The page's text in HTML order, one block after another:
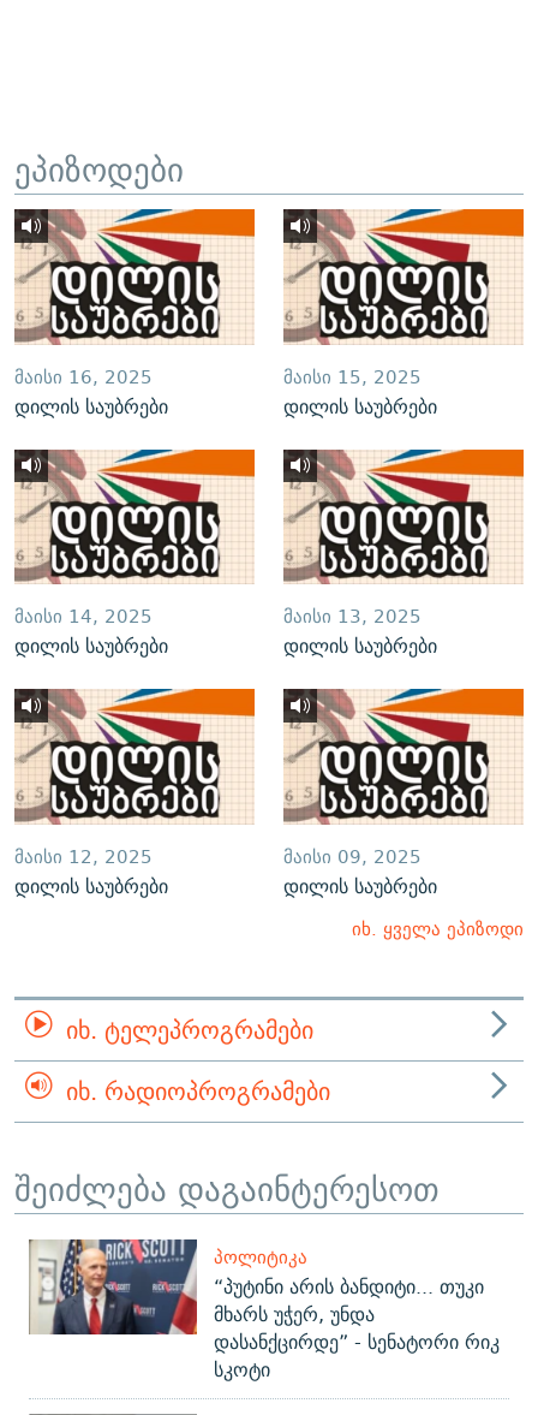
ეპიზოდები
ᲛᲐᲘᲡᲘ 16, 2025
დილის საუბრები
ᲛᲐᲘᲡᲘ 15, 2025
დილის საუბრები
ᲛᲐᲘᲡᲘ 14, 2025
დილის საუბრები
ᲛᲐᲘᲡᲘ 13, 2025
დილის საუბრები
ᲛᲐᲘᲡᲘ 12, 2025
დილის საუბრები
ᲛᲐᲘᲡᲘ 09, 2025
დილის საუბრები
იხ. ყველა ეპიზოდი
ᲘᲮ. ᲢᲔᲚᲔᲞᲠᲝᲒᲠᲐᲛᲔᲑᲘ
ᲘᲮ. ᲠᲐᲓᲘᲝᲞᲠᲝᲒᲠᲐᲛᲔᲑᲘ
შეიძლება დაგაინტერესოთ
ᲞᲝᲚᲘᲢᲘᲙᲐ
“პუტინი არის ბანდიტი... თუკი
მხარს უჭერ, უნდა
დასანქცირდე” - სენატორი რიკ
სკოტი